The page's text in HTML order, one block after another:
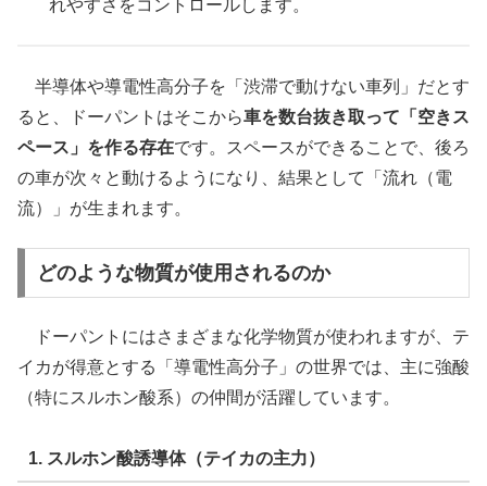
れやすさをコントロールします。
半導体や導電性高分子を「渋滞で動けない車列」だとす
ると、ドーパントはそこから車を数台抜き取って「空きス
ペース」を作る存在です。スペースができることで、後ろ
の車が次々と動けるようになり、結果として「流れ（電
流）」が生まれます。
どのような物質が使用されるのか
ドーパントにはさまざまな化学物質が使われますが、テ
イカが得意とする「導電性高分子」の世界では、主に強酸
（特にスルホン酸系）の仲間が活躍しています。
1. スルホン酸誘導体（テイカの主力）